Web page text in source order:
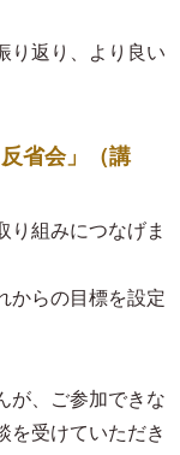
り返り、より良い
省会」（講
組みにつなげま
からの目標を設定
が、ご参加できな
を受けていただき